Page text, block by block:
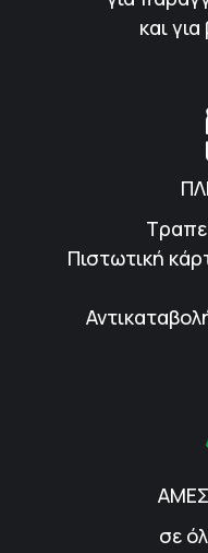
και
Πιστωτική
σε